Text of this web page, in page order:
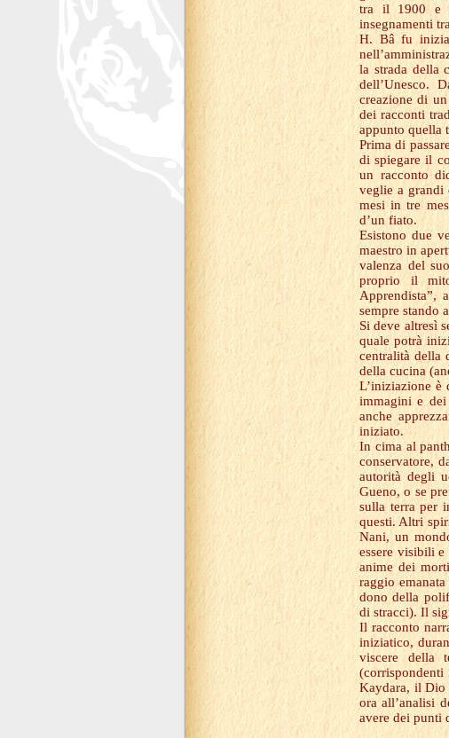
tra il 1900 e
insegnamenti
H. Bâ fu
la strada della
dell’Unesco.
creazione di
dei racconti
appunto quella
Prima di
di spiegare il
un racconto
veglie a
mesi in tre
d’un fiato.
Esistono due
maestro in
valenza del
proprio il
Apprendista”,
sempre stando
Si deve altresì
quale potrà
centralità della
della cucina
L’iniziazione è
immagini e
anche
iniziato.
In cima al
conservatore,
autorità degli
Gueno, o se
sulla terra per
questi. Altri
Nani, un
essere visibili
anime dei
raggio
dono della
di stracci). Il
Il racconto
iniziatico,
viscere della
Kaydara, il Dio
ora all’analisi
avere dei punti